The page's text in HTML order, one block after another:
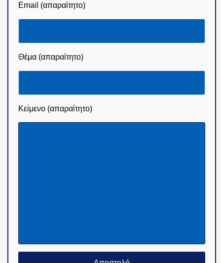
Email (απαραίτητο)
Θέμα (απαραίτητο)
Κείμενο (απαραίτητο)